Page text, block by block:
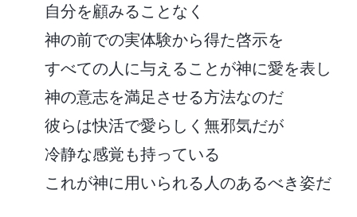
自分を顧みることなく
神の前での実体験から得た啓示を
すべての人に与えることが神に愛を表し
神の意志を満足させる方法なのだ
彼らは快活で愛らしく無邪気だが
冷静な感覚も持っている
これが神に用いられる人のあるべき姿だ